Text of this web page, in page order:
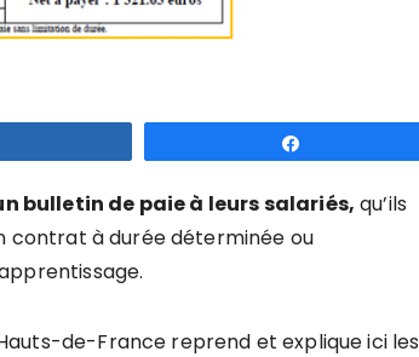
bulletin de paie à leurs salariés, qu’ils
contrat à durée déterminée ou
de-France reprend et explique ici les